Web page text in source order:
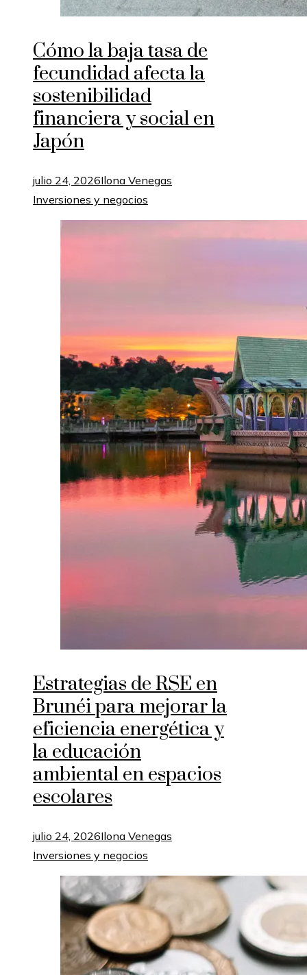
Cómo la baja tasa de
fecundidad afecta la
sostenibilidad
financiera y social en
Japón
julio 24, 2026Ilona Venegas
Inversiones y negocios
Estrategias de RSE en
Brunéi para mejorar la
eficiencia energética y
la educación
ambiental en espacios
escolares
julio 24, 2026Ilona Venegas
Inversiones y negocios